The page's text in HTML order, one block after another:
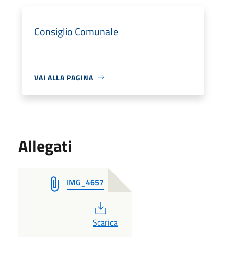
Consiglio Comunale
VAI ALLA PAGINA
Allegati
IMG_4657
PDF
Scarica